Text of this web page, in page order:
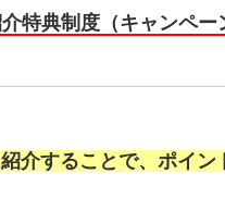
特典制度（キャンペ
介することで、ポイ